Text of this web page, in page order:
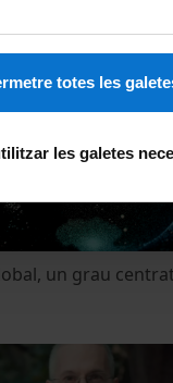
totes les
les galetes
un grau